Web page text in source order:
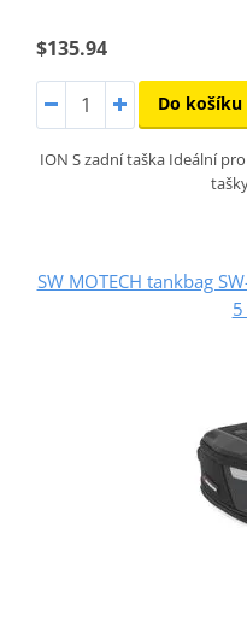
$135.94
Do košíku
ION S zadní taška Ideální
SW MOTECH tankbag